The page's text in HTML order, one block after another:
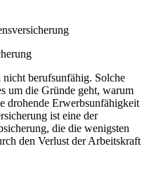
berufsunfähig. Solche
um die Gründe geht, warum
drohende Erwerbsunfähigkeit
ist eine der
die die wenigsten
den Verlust der Arbeitskraft